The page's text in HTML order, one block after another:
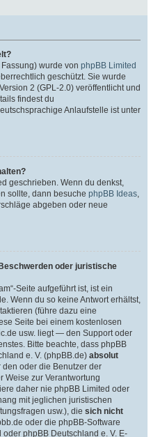
wurde von phpBB Limited
geschützt. Sie wurde
2 (GPL-2.0) veröffentlicht und
findest du
Anlaufstelle ist unter
geschrieben. Wenn du denkst,
sollte, dann besuche phpBB Ideas,
abgeben oder neue
oder juristische
Seite aufgeführt ist, ist ein
Wenn du so keine Antwort erhältst,
(führe dazu eine
Seite bei einem kostenlosen
usw. liegt — den Support oder
Bitte beachte, dass phpBB
e. V. (phpBB.de) absolut
oder die Benutzer der
Weise zur Verantwortung
daher nie phpBB Limited oder
mit jeglichen juristischen
usw.), die sich nicht
oder die phpBB-Software
phpBB Deutschland e. V. E-